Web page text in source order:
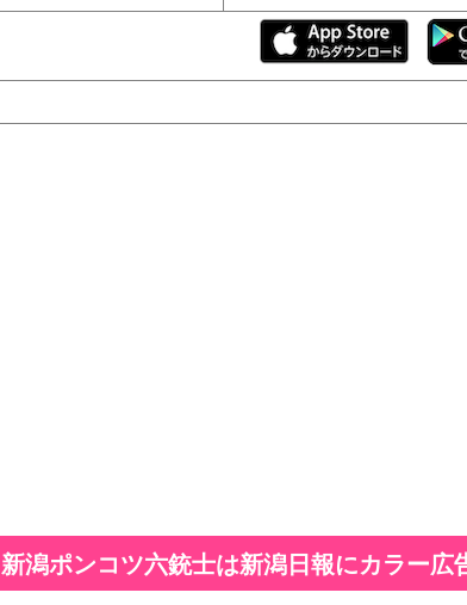
新潟ポンコツ六銃士は新潟日報にカラー広